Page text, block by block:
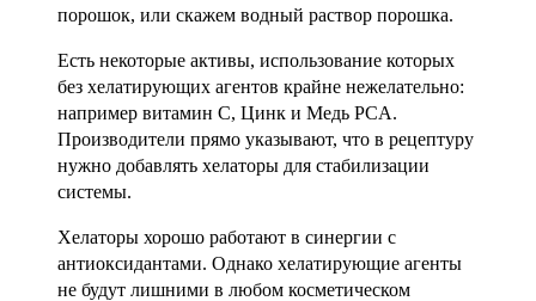
порошок, или скажем водный раствор порошка.
Есть некоторые активы, использование которых
без хелатирующих агентов крайне нежелательно:
например витамин С, Цинк и Медь PCA.
Производители прямо указывают, что в рецептуру
нужно добавлять хелаторы для стабилизации
системы.
Хелаторы хорошо работают в синергии с
антиоксидантами. Однако хелатирующие агенты
не будут лишними в любом косметическом